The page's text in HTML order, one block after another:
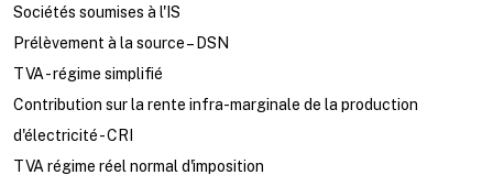
Sociétés soumises à l'IS
Prélèvement à la source – DSN
TVA - régime simplifié
Contribution sur la rente infra-marginale de la production
d'électricité - CRI
TVA régime réel normal d'imposition